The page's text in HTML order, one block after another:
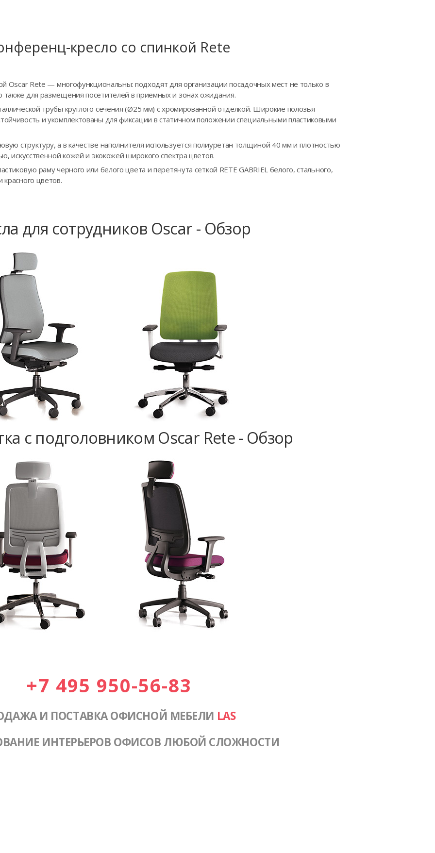
кресло сo спинкой Rete
Oscar Rete — многофункциональны: подходят для организации посадочных мест не только в
также для размещения посетителей в приемных и зонах ожидания.
трубы круглого сечения (Ø25 мм) с хромированной отделкой. Широкие полозья
и укомплектованы для фиксации в статичном положении специальными пластиковыми
структуру, а в качестве наполнителя используется полиуретан толщиной 40 мм и плотностью
искусственной кожей и экокожей широкого спектра цветов.
раму черного или белого цвета и перетянута сеткой RETE GABRIEL белого, стального,
красного цветов.
для сотрудников Oscar - Обзор
с подголовником Oscar Rete - Обзор
+7 495 950-56-83
И ПОСТАВКА ОФИСНОЙ МЕБЕЛИ LAS
ИНТЕРЬЕРОВ ОФИСОВ ЛЮБОЙ СЛОЖНОСТИ